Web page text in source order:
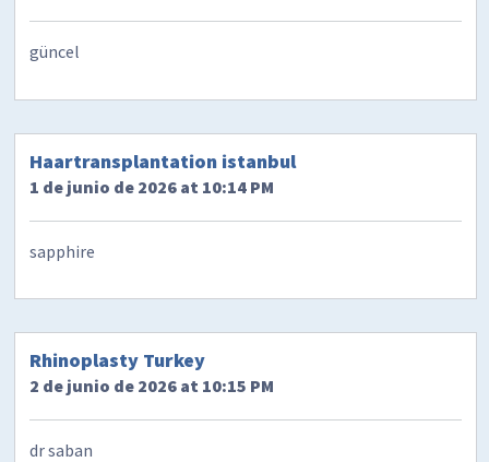
güncel
Haartransplantation istanbul
1 de junio de 2026 at 10:14 PM
sapphire
Rhinoplasty Turkey
2 de junio de 2026 at 10:15 PM
dr saban